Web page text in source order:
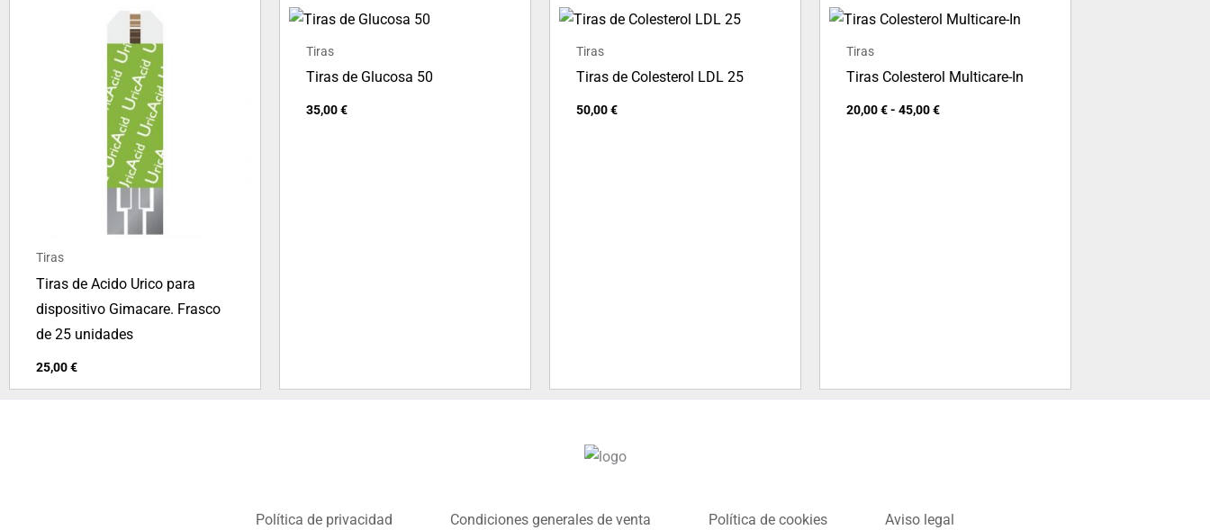
Tiras
Tiras de Acido Urico para
dispositivo Gimacare. Frasco
de 25 unidades
25,00€
Tiras
Tiras de Glucosa 50
35,00€
Tiras
Tiras de Colesterol LDL 25
50,00€
Tiras
Tiras Colesterol Multicare-In
20,00€- 45,00€
de
20,00 €
hasta
Política de privacidad Condiciones generales de venta Política de cookies Aviso legal